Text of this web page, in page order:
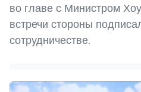
во главе с Министром
встречи стороны
сотрудничестве.